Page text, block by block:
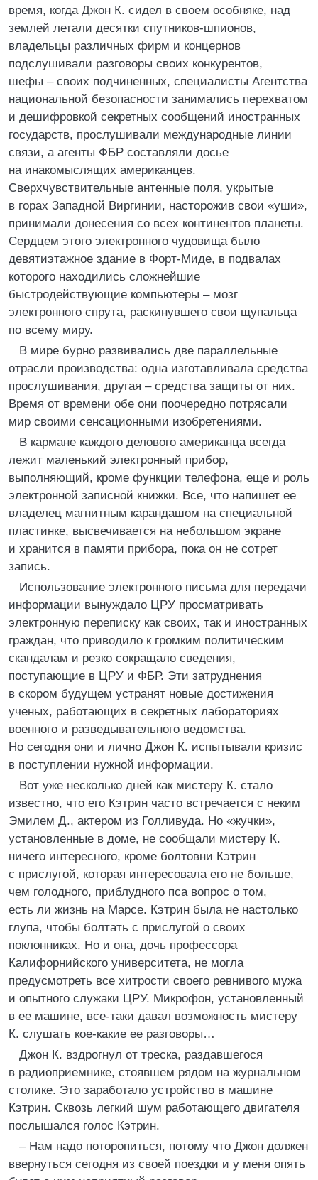
время, когда Джон К. сидел в своем особняке, над
землей летали десятки спутников-шпионов,
владельцы различных фирм и концернов
подслушивали разговоры своих конкурентов,
шефы – своих подчиненных, специалисты Агентства
национальной безопасности занимались перехватом
и дешифровкой секретных сообщений иностранных
государств, прослушивали международные линии
связи, а агенты ФБР составляли досье
на инакомыслящих американцев.
Сверхчувствительные антенные поля, укрытые
в горах Западной Виргинии, насторожив свои «уши»,
принимали донесения со всех континентов планеты.
Сердцем этого электронного чудовища было
девятиэтажное здание в Форт-Миде, в подвалах
которого находились сложнейшие
быстродействующие компьютеры – мозг
электронного спрута, раскинувшего свои щупальца
по всему миру.
В мире бурно развивались две параллельные
отрасли производства: одна изготавливала средства
прослушивания, другая – средства защиты от них.
Время от времени обе они поочередно потрясали
мир своими сенсационными изобретениями.
В кармане каждого делового американца всегда
лежит маленький электронный прибор,
выполняющий, кроме функции телефона, еще и роль
электронной записной книжки. Все, что напишет ее
владелец магнитным карандашом на специальной
пластинке, высвечивается на небольшом экране
и хранится в памяти прибора, пока он не сотрет
запись.
Использование электронного письма для передачи
информации вынуждало ЦРУ просматривать
электронную переписку как своих, так и иностранных
граждан, что приводило к громким политическим
скандалам и резко сокращало сведения,
поступающие в ЦРУ и ФБР. Эти затруднения
в скором будущем устранят новые достижения
ученых, работающих в секретных лабораториях
военного и разведывательного ведомства.
Но сегодня они и лично Джон К. испытывали кризис
в поступлении нужной информации.
Вот уже несколько дней как мистеру К. стало
известно, что его Кэтрин часто встречается с неким
Эмилем Д., актером из Голливуда. Но «жучки»,
установленные в доме, не сообщали мистеру К.
ничего интересного, кроме болтовни Кэтрин
с прислугой, которая интересовала его не больше,
чем голодного, приблудного пса вопрос о том,
есть ли жизнь на Марсе. Кэтрин была не настолько
глупа, чтобы болтать с прислугой о своих
поклонниках. Но и она, дочь профессора
Калифорнийского университета, не могла
предусмотреть все хитрости своего ревнивого мужа
и опытного служаки ЦРУ. Микрофон, установленный
в ее машине, все-таки давал возможность мистеру
К. слушать кое-какие ее разговоры…
Джон К. вздрогнул от треска, раздавшегося
в радиоприемнике, стоявшем рядом на журнальном
столике. Это заработало устройство в машине
Кэтрин. Сквозь легкий шум работающего двигателя
послышался голос Кэтрин.
– Нам надо поторопиться, потому что Джон должен
ввернуться сегодня из своей поездки и у меня опять